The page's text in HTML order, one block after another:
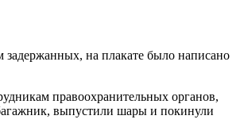
на плакате было написано
правоохранительных органов,
выпустили шары и покинули